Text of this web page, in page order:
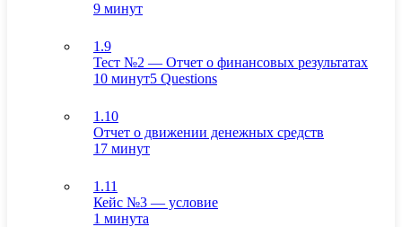
9 минут
1.9
Тест №2 — Отчет о финансовых результатах
10 минут5 Questions
1.10
Отчет о движении денежных средств
17 минут
1.11
Кейс №3 — условие
1 минута